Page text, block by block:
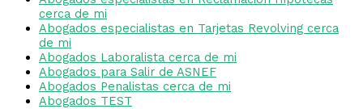
cerca de mi
Abogados especialistas en Tarjetas Revolving cerca
de mi
Abogados Laboralista cerca de mi
Abogados para Salir de ASNEF
Abogados Penalistas cerca de mi
Abogados TEST